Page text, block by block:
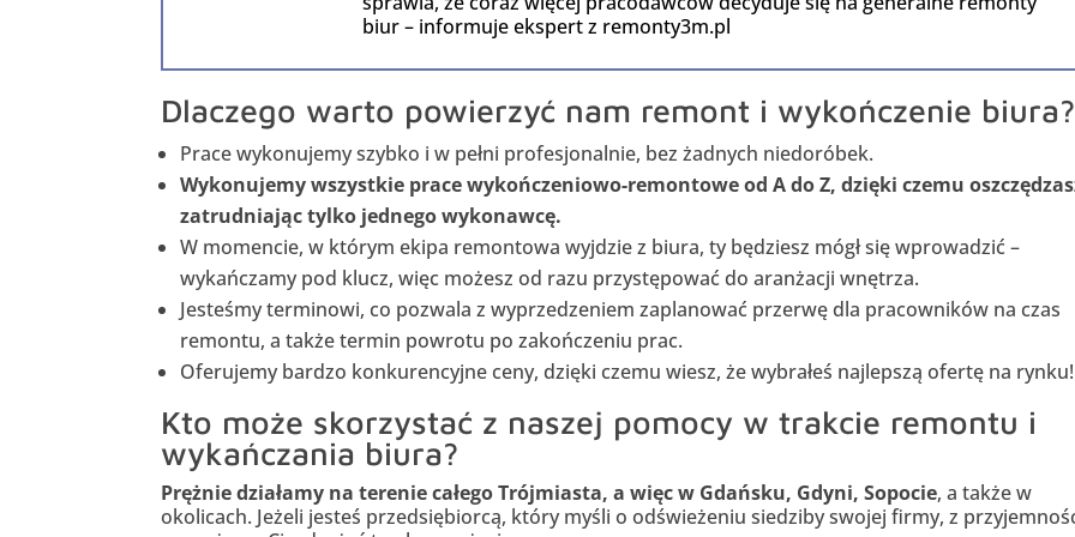
biur – informuje ekspert z remonty3m.pl
Dlaczego warto powierzyć nam remont i wykończenie biura?
Prace wykonujemy szybko i w pełni profesjonalnie, bez żadnych niedoróbek.
Wykonujemy wszystkie prace wykończeniowo-remontowe od A do Z, dzięki czemu
zatrudniając tylko jednego wykonawcę.
W momencie, w którym ekipa remontowa wyjdzie z biura, ty będziesz mógł się wprowadzić –
wykańczamy pod klucz, więc możesz od razu przystępować do aranżacji wnętrza.
Jesteśmy terminowi, co pozwala z wyprzedzeniem zaplanować przerwę dla pracowników na czas
remontu, a także termin powrotu po zakończeniu prac.
Oferujemy bardzo konkurencyjne ceny, dzięki czemu wiesz, że wybrałeś najlepszą ofertę na rynku!
Kto może skorzystać z naszej pomocy w trakcie remontu i
wykańczania biura?
Prężnie działamy na terenie całego Trójmiasta, a więc w Gdańsku, Gdyni, Sopocie, a także w
okolicach. Jeżeli jesteś przedsiębiorcą, który myśli o odświeżeniu siedziby swojej firmy, z